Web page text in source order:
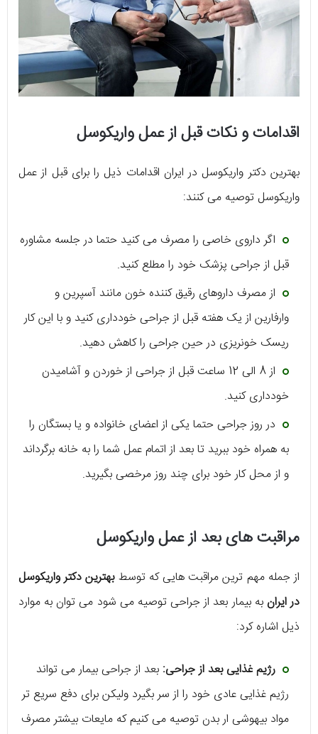
اقدامات و نکات قبل از عمل واریکوسل
بهترین دکتر واریکوسل در ایران اقدامات ذیل را برای قبل از عمل
واریکوسل توصیه می کنند:
اگر داروی خاصی را مصرف می کنید حتما در جلسه مشاوره
قبل از جراحی پزشک خود را مطلع کنید.
از مصرف داروهای رقیق کننده خون مانند آسپرین و
وارفارین از یک هفته قبل از جراحی خودداری کنید و با این کار
ریسک خونریزی در حین جراحی را کاهش دهید.
از 8 الی 12 ساعت قبل از جراحی از خوردن و آشامیدن
خودداری کنید.
در روز جراحی حتما یکی از اعضای خانواده و یا بستگان را
به همراه خود ببرید تا بعد از اتمام عمل شما را به خانه برگرداند
و از محل کار خود برای چند روز مرخصی بگیرید.
مراقبت های بعد از عمل واریکوسل
از جمله مهم ترین مراقبت هایی که توسطبهترین دکتر واریکوسل
در ایران به بیمار بعد از جراحی توصیه می شود می توان به موارد
ذیل اشاره کرد:
رژیم غذایی بعد از جراحی: بعد از جراحی بیمار می تواند
رژیم غذایی عادی خود را از سر بگیرد ولیکن برای دفع سریع تر
مواد بیهوشی ار بدن توصیه می کنیم که مایعات بیشتر مصرف